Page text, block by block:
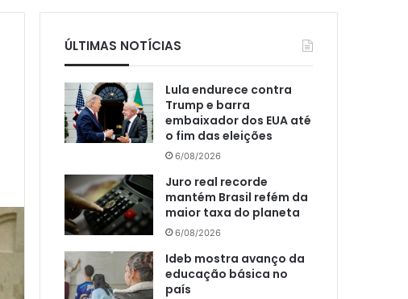
ÚLTIMAS NOTÍCIAS
Lula endurece contra
Trump e barra
embaixador dos EUA até
o fim das eleições
6/08/2026
Juro real recorde
mantém Brasil refém da
maior taxa do planeta
6/08/2026
Ideb mostra avanço da
educação básica no
país